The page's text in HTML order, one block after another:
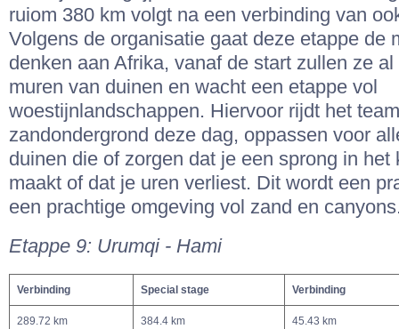
ruiom 380 km volgt na een verbinding van
Volgens de organisatie gaat deze etappe de
denken aan Afrika, vanaf de start zullen ze
muren van duinen en wacht een etappe vol
woestijnlandschappen. Hiervoor rijdt het
zandondergrond deze dag, oppassen voor
duinen die of zorgen dat je een sprong in het
maakt of dat je uren verliest. Dit wordt een
een prachtige omgeving vol zand en
Etappe 9: Urumqi - Hami
Verbinding Special stage Verbinding
289.72 km 384.4 km 45.43 km